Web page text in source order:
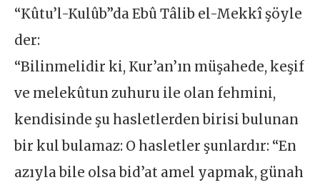
“Kûtu’l-Kulûb”da Ebû Tâlib el-Mekkî şöyle
der:
“Bilinmelidir ki, Kur’an’ın müşahede, keşif
ve melekûtun zuhuru ile olan fehmini,
kendisinde şu hasletlerden birisi bulunan
bir kul bulamaz: O hasletler şunlardır: “En
azıyla bile olsa bid’at amel yapmak, günah